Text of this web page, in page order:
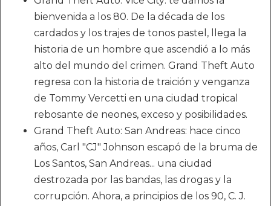
bienvenida a los 80. De la década de los
cardados y los trajes de tonos pastel, llega la
historia de un hombre que ascendió a lo más
alto del mundo del crimen. Grand Theft Auto
regresa con la historia de traición y venganza
de Tommy Vercetti en una ciudad tropical
rebosante de neones, exceso y posibilidades.
Grand Theft Auto: San Andreas: hace cinco
años, Carl "CJ" Johnson escapó de la bruma de
Los Santos, San Andreas... una ciudad
destrozada por las bandas, las drogas y la
corrupción. Ahora, a principios de los 90, C. J.